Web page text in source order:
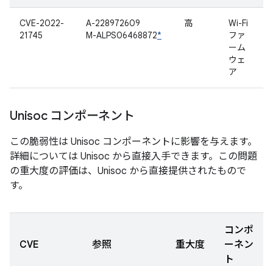
CVE-2022-
21745
A-228972609
M-ALPS06468872*
高
Wi-Fi
ファ
ーム
ウェ
ア
Unisoc コンポーネント
この脆弱性は Unisoc コンポーネントに影響を与えます。
詳細については Unisoc から直接入手できます。この問題
の重大度の評価は、Unisoc から直接提供されたもので
す。
CVE 参照 重大度
コンポ
ーネン
ト